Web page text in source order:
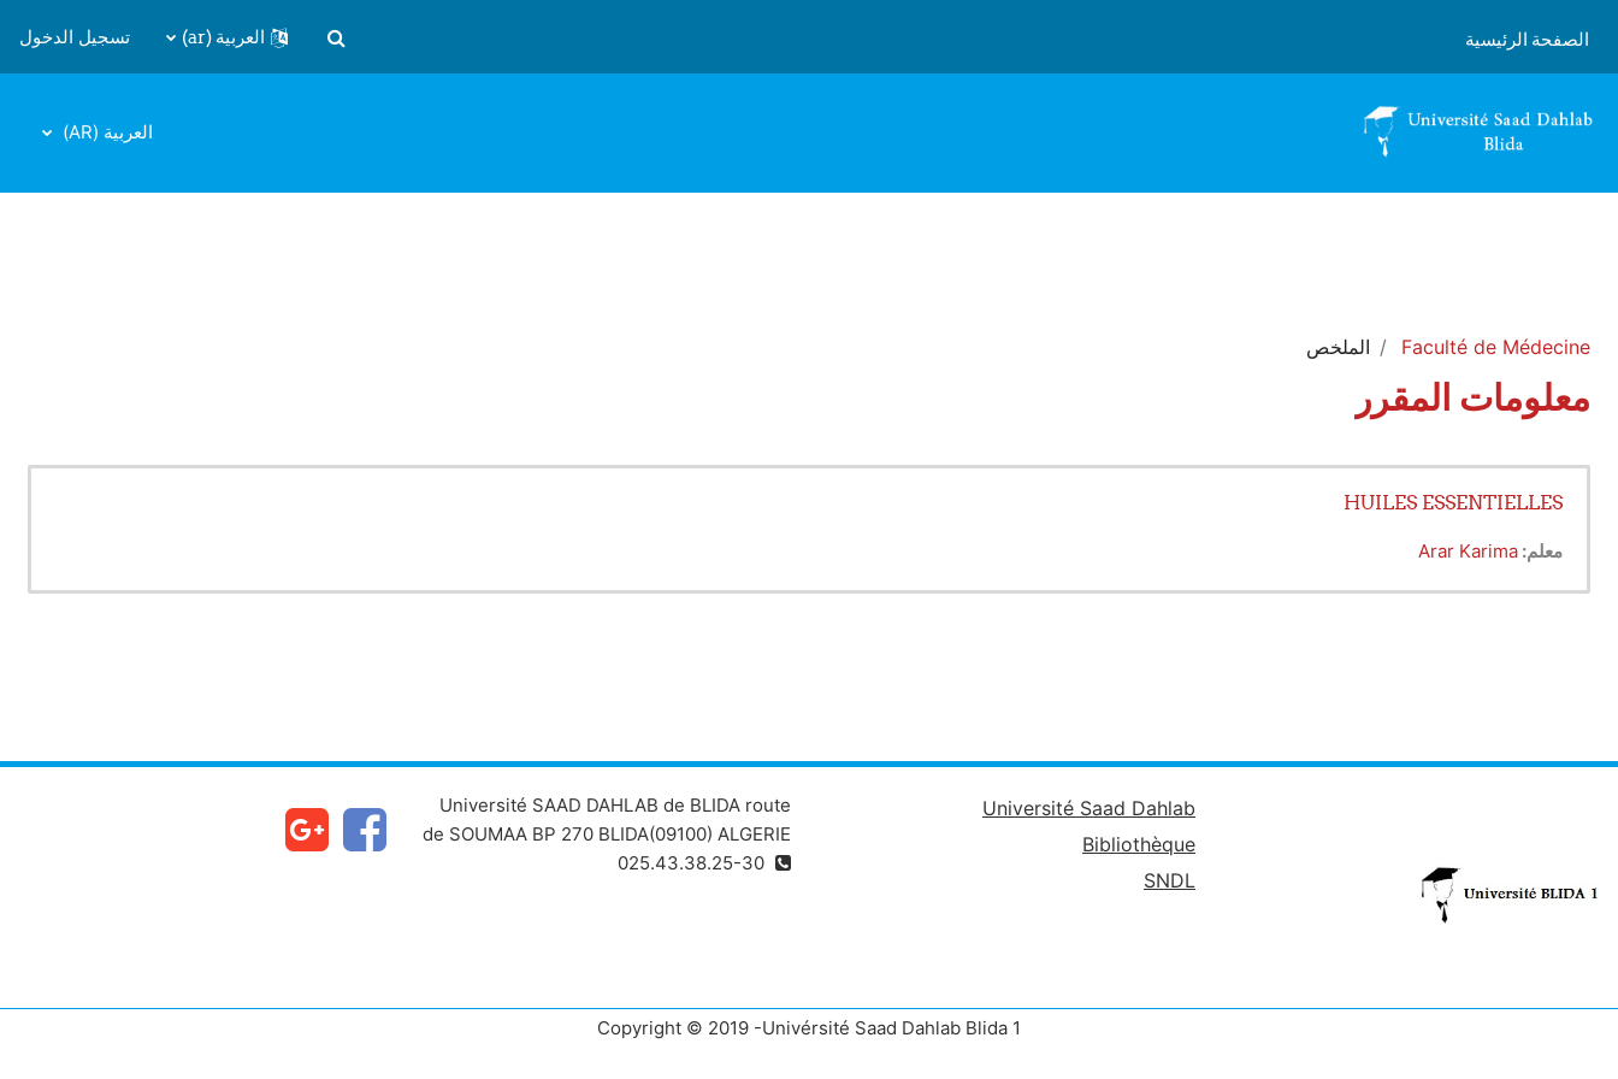
الصفحة الرئيسية
تبديل إدخال البحث
العربية ‎(ar)‎ تسجيل الدخول
العربية ‎(AR)‎
Faculté de Médecine الملخص
معلومات المقرر
HUILES ESSENTIELLES
معلم: Arar Karima
Université Saad Dahlab
Bibliothèque
SNDL
Université SAAD DAHLAB de BLIDA route
de SOUMAA BP 270 BLIDA(09100) ALGERIE
Copyright © 2019 -Univérsité Saad Dahlab Blida 1